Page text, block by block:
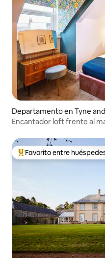
Departamento en Tyne
Encantador loft frente al
Favorito entre los
Favorito entre